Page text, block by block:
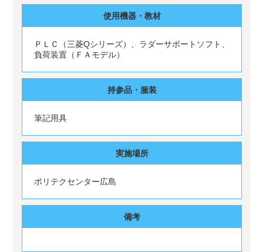
使用機器・教材
ＰＬＣ（三菱Qシリーズ）、ラダーサポートソフト、
負荷装置（ＦＡモデル）
持参品・服装
筆記用具
実施場所
ポリテクセンター広島
備考